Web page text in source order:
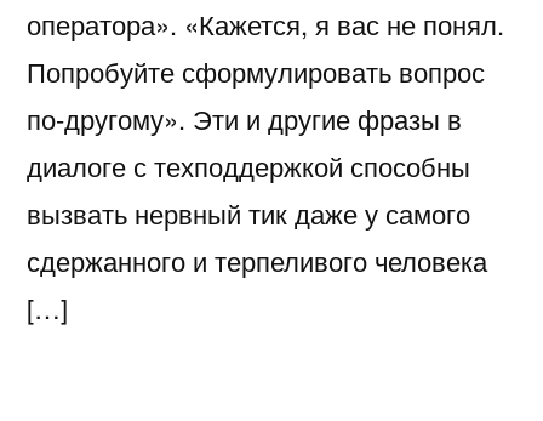
оператора». «Кажется, я вас не понял.
Попробуйте сформулировать вопрос
по-другому». Эти и другие фразы в
диалоге с техподдержкой способны
вызвать нервный тик даже у самого
сдержанного и терпеливого человека
[…]